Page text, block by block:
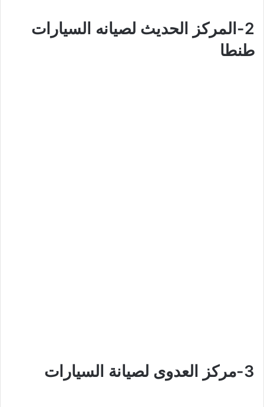
2-المركز الحديث لصيانه السيارات
طنطا
3-مركز العدوى لصيانة السيارات